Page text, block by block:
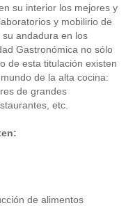
su interior los mejores y
y mobilirio de
andadura en los
Gastronómica no sólo
de esta titulación existen
de la alta cocina:
de grandes
etc.
de alimentos